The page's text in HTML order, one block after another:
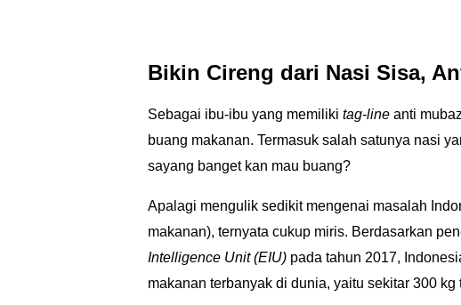
Bikin Cireng dari Nasi Sisa,
Sebagai ibu-ibu yang memiliki tag-line anti
buang makanan. Termasuk salah satunya nasi
sayang banget kan mau buang?
Apalagi mengulik sedikit mengenai masalah
makanan), ternyata cukup miris. Berdasarkan
Intelligence Unit (EIU) pada tahun 2017,
makanan terbanyak di dunia, yaitu sekitar 300 kg